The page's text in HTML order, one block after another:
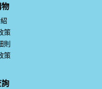
策
則
策